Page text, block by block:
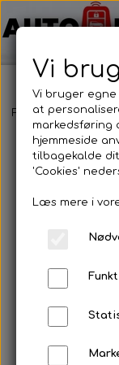
Forside
Vi
Vi bruger
at
markedsføring
hjemmeside
tilbagekalde
'Cookies'
Læs mere i